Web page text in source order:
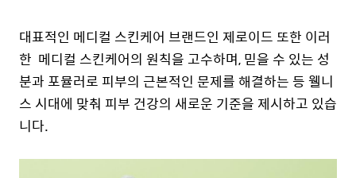
대표적인 메디컬 스킨케어 브랜드인 제로이드 또한 이러
한 메디컬 스킨케어의 원칙을 고수하며, 믿을 수 있는 성
분과 포뮬러로 피부의 근본적인 문제를 해결하는 등 웰니
스 시대에 맞춰 피부 건강의 새로운 기준을 제시하고 있습
니다.